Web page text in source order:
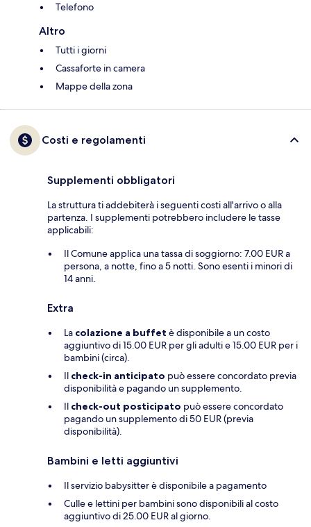
Telefono
Altro
Tutti i giorni
Cassaforte in camera
Mappe della zona
Costi e regolamenti
Supplementi obbligatori
La struttura ti addebiterà i seguenti costi all'arrivo o alla
partenza. I supplementi potrebbero includere le tasse
applicabili:
Il Comune applica una tassa di soggiorno: 7.00 EUR a
persona, a notte, fino a 5 notti. Sono esenti i minori di
14 anni.
Extra
La colazione a buffet è disponibile a un costo
aggiuntivo di 15.00 EUR per gli adulti e 15.00 EUR per i
bambini (circa).
Il check-in anticipato può essere concordato previa
disponibilità e pagando un supplemento.
Il check-out posticipato può essere concordato
pagando un supplemento di 50 EUR (previa
disponibilità).
Bambini e letti aggiuntivi
Il servizio babysitter è disponibile a pagamento
Culle e lettini per bambini sono disponibili al costo
aggiuntivo di 25.00 EUR al giorno.